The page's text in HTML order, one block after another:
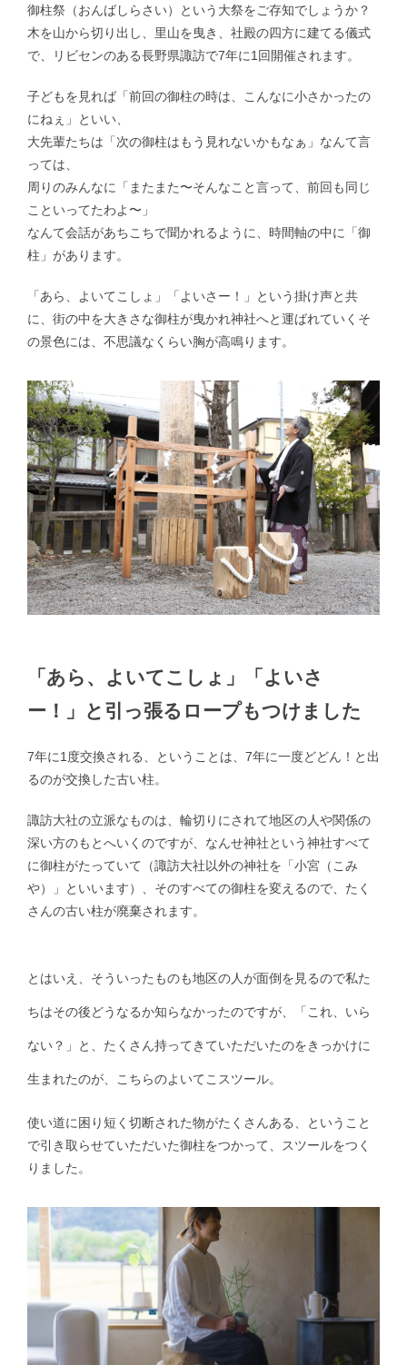
御柱祭（おんばしらさい）という大祭をご存知でしょうか？
木を山から切り出し、里山を曳き、社殿の四方に建てる儀式
で、リビセンのある長野県諏訪で7年に1回開催されます。
子どもを見れば「前回の御柱の時は、こんなに小さかったの
にねぇ」といい、
大先輩たちは「次の御柱はもう見れないかもなぁ」なんて言
っては、
周りのみんなに「またまた〜そんなこと言って、前回も同じ
こといってたわよ〜」
なんて会話があちこちで聞かれるように、時間軸の中に「御
柱」があります。
「あら、よいてこしょ」「よいさー！」という掛け声と共
に、街の中を大きさな御柱が曳かれ神社へと運ばれていくそ
の景色には、不思議なくらい胸が高鳴ります。
「あら、よいてこしょ」「よいさ
ー！」と引っ張るロープもつけました
7年に1度交換される、ということは、7年に一度どどん！と出
るのが交換した古い柱。
諏訪大社の立派なものは、輪切りにされて地区の人や関係の
深い方のもとへいくのですが、なんせ神社という神社すべて
に御柱がたっていて（諏訪大社以外の神社を「小宮（こみ
や）」といいます）、そのすべての御柱を変えるので、たく
さんの古い柱が廃棄されます。
とはいえ、そういったものも地区の人が面倒を見るので私た
ちはその後どうなるか知らなかったのですが、「これ、いら
ない？」と、たくさん持ってきていただいたのをきっかけに
生まれたのが、こちらのよいてこスツール。
使い道に困り短く切断された物がたくさんある、ということ
で引き取らせていただいた御柱をつかって、スツールをつく
りました。